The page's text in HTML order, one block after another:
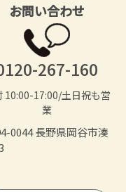
お問い合わせ
267-160
10:00-17:00/土日祝も営
業
0044 長野県岡谷市湊